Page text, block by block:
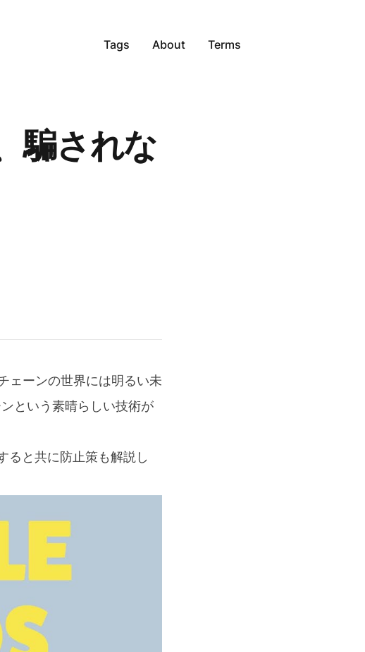
Tags About Terms
騙されな
ェーンの世界には明るい未
という素晴らしい技術が
ると共に防止策も解説し